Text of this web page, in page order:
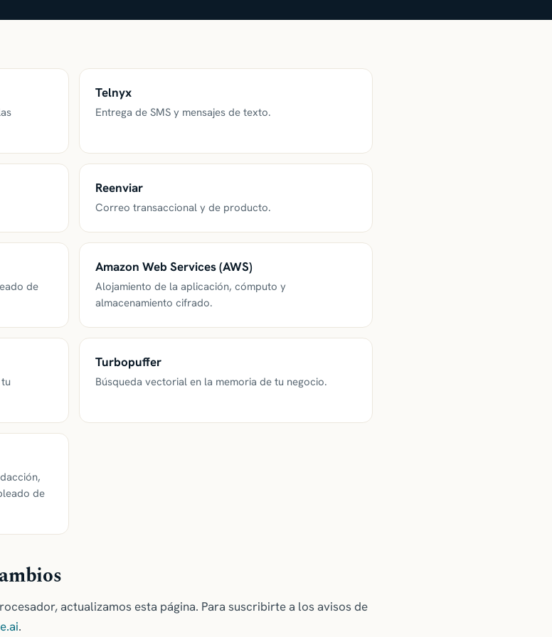
Telnyx
Entrega de SMS y mensajes de texto.
Reenviar
Correo transaccional y de producto.
de
Amazon Web Services (AWS)
Alojamiento de la aplicación, cómputo y
almacenamiento cifrado.
Turbopuffer
Búsqueda vectorial en la memoria de tu negocio.
de
actualizamos esta página. Para suscribirte a los avisos de
.